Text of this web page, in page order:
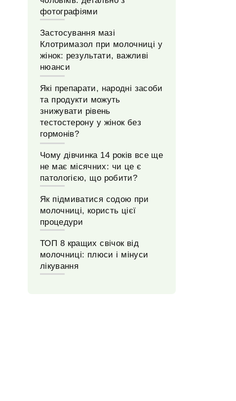
фотографіями
Застосування мазі
Клотримазол при молочниці у
жінок: результати, важливі
нюанси
Які препарати, народні засоби
та продукти можуть
знижувати рівень
тестостерону у жінок без
гормонів?
Чому дівчинка 14 років все ще
не має місячних: чи це є
патологією, що робити?
Як підмиватися содою при
молочниці, користь цієї
процедури
ТОП 8 кращих свічок від
молочниці: плюси і мінуси
лікування